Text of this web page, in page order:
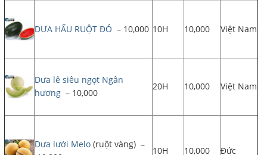
DƯA HẤU RUỘT ĐỎ – 10,000 10H 10,000 Việt Nam
Dưa lê siêu ngọt Ngân
hương – 10,000
20H 10,000 Việt Nam
Dưa lưới Melo (ruột vàng) –
10H 10,000 Đức